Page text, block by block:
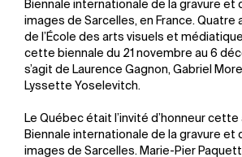
Biennale internationale de la gravure et
images de Sarcelles, en France.
de l’École des arts visuels et
cette biennale du 21 novembre au 6
s’agit de Laurence Gagnon, Gabriel
Lyssette Yoselevitch.
Le Québec était l’invité d’honneur cette
Biennale internationale de la gravure et
images de Sarcelles. Marie-Pier